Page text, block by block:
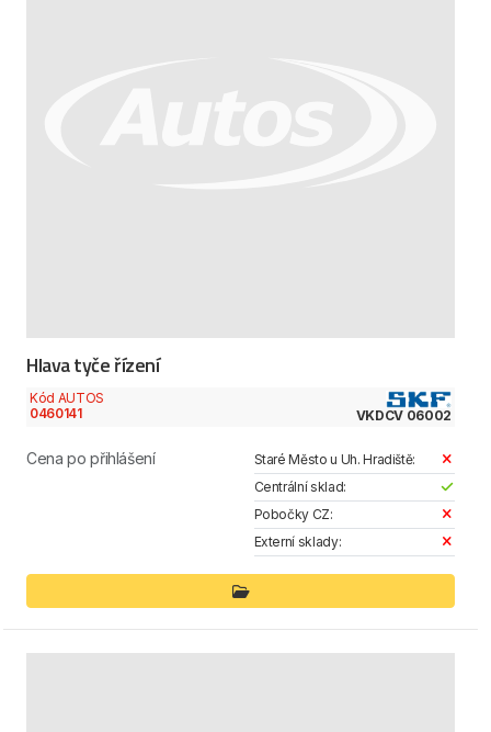
Hlava tyče řízení
Kód AUTOS
0460141
VKDCV 06002
Cena po přihlášení
Staré Město u Uh. Hradiště:
Centrální sklad:
Pobočky CZ:
Externí sklady: